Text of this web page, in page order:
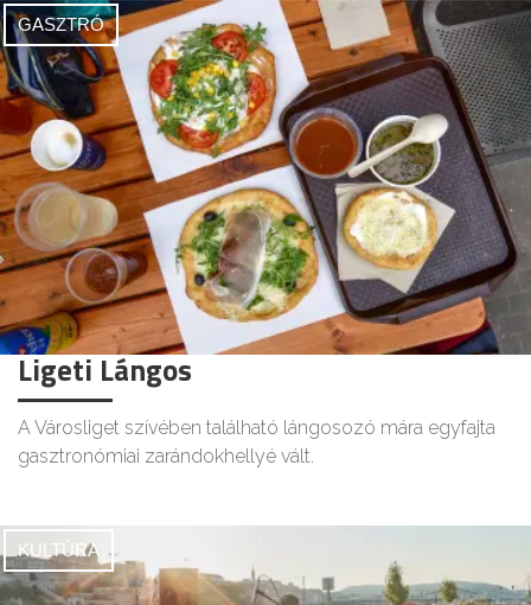
GASZTRÓ
Ligeti Lángos
A Városliget szívében található lángosozó mára egyfajta
gasztronómiai zarándokhellyé vált.
KULTÚRA